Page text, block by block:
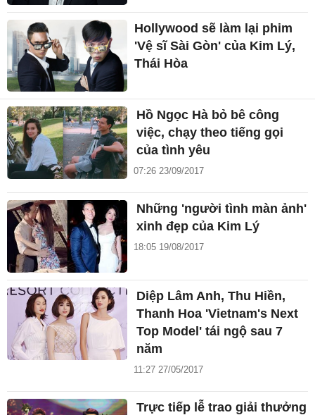
Hollywood sẽ làm lại phim
'Vệ sĩ Sài Gòn' của Kim Lý,
Thái Hòa
Hồ Ngọc Hà bỏ bê công
việc, chạy theo tiếng gọi
của tình yêu
07:26 23/09/2017
Những 'người tình màn ảnh'
xinh đẹp của Kim Lý
18:05 19/08/2017
Diệp Lâm Anh, Thu Hiền,
Thanh Hoa 'Vietnam's Next
Top Model' tái ngộ sau 7
năm
11:27 27/05/2017
Trực tiếp lễ trao giải thưởng